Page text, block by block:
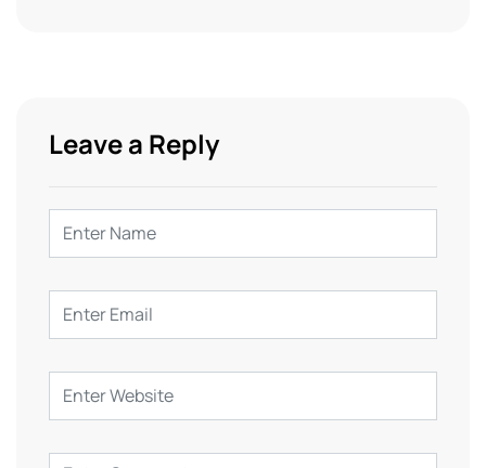
Leave a Reply